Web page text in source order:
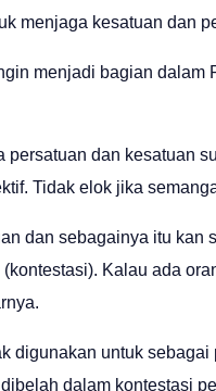
menjaga kesatuan dan
menjadi bagian dalam
dan kesatuan
Tidak elok jika
dan sebagainya itu kan
Kalau ada
digunakan untuk
dalam kontestasi